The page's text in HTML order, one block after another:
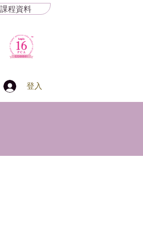
課程資料
登入